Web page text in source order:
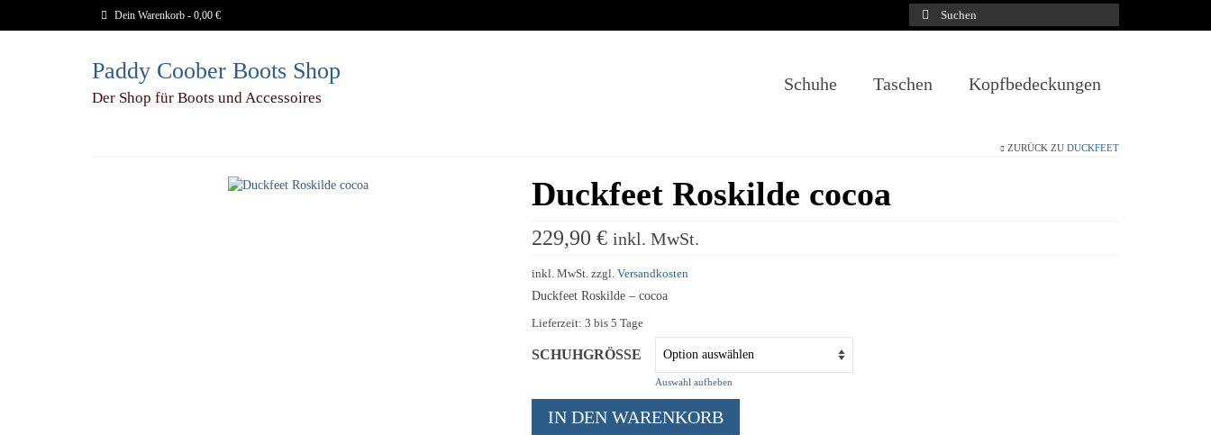
Dein Warenkorb - 0,00 €
Suchen
nach:
Paddy Coober Boots Shop
Der Shop für Boots und Accessoires
Schuhe Taschen Kopfbedeckungen
ZURÜCK ZU DUCKFEET
Duckfeet Roskilde cocoa
229,90 € inkl. MwSt.
inkl. MwSt. zzgl. Versandkosten
Duckfeet Roskilde – cocoa
Lieferzeit: 3 bis 5 Tage
SCHUHGRÖSSE
Auswahl aufheben
Roskilde
IN DEN WARENKORB